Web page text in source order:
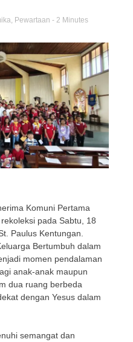
, Pewartaan - 2 Minutes
Komuni Pertama
pada Sabtu, 18
Paulus Kentungan.
Bertumbuh dalam
momen pendalaman
anak-anak maupun
dua ruang berbeda
dengan Yesus dalam
semangat dan